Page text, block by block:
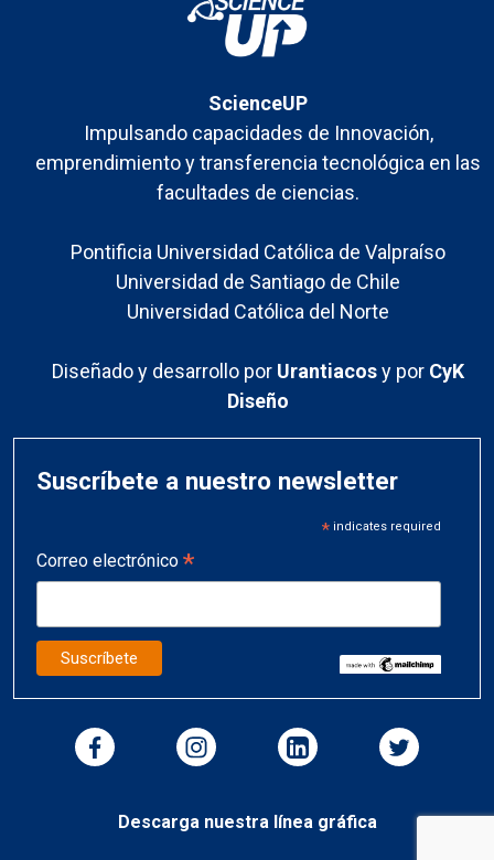
ScienceUP
Impulsando capacidades de Innovación,
emprendimiento y transferencia tecnológica en las
facultades de ciencias.
Pontificia Universidad Católica de Valpraíso
Universidad de Santiago de Chile
Universidad Católica del Norte
Diseñado y desarrollo por Urantiacosy por CyK
Diseño
Suscríbete a nuestro newsletter
*indicates required
Correo electrónico *
Descarga nuestra línea gráfica